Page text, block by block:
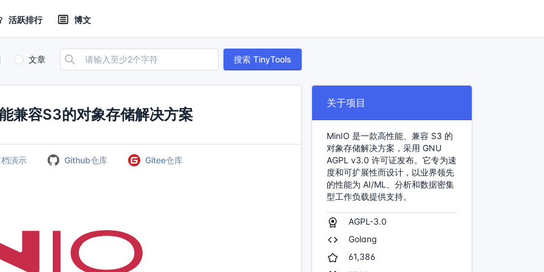
活跃排行 博文
文章 搜索 TinyTools
兼容S3的对象存储解决方案
演示 Github仓库 Gitee仓库
关于项目
MinIO 是一款高性能、兼容 S3 的
对象存储解决方案，采用 GNU
AGPL v3.0 许可证发布。它专为速
度和可扩展性而设计，以业界领先
的性能为 AI/ML、分析和数据密集
型工作负载提供支持。
AGPL-3.0
Golang
61,386